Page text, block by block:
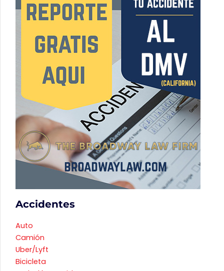
Accidentes
Auto
Camión
Uber/Lyft
Bicicleta